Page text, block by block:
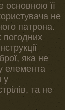
основною її
не
патрона.
погодних
яка не
елемента
у
та не